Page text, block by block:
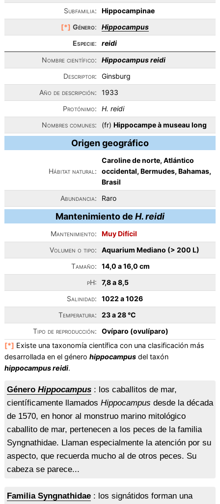
Subfamilia:
Hippocampinae
[*] Género:
Hippocampus
Especie:
reidi
Nombre científico:
Hippocampus reidi
Descriptor:
Ginsburg
Año de descripción:
1933
Protónimo:
H. reidi
Nombres comunes:
(fr) Hippocampe à museau long
Origen geográfico
Hábitat natural:
Caroline de norte, Atlántico
occidental, Bermudes, Bahamas,
Brasil
Abundancia:
Raro
Mantenimiento de H. reidi
Mantenimiento:
Muy Difícil
Volumen o tipo:
Aquarium Mediano (> 200 L)
Tamaño:
14,0 a 16,0 cm
pH:
7,8 a 8,5
Salinidad:
1022 a 1026
Temperatura:
23 a 28 °C
Tipo de reproducción:
Ovíparo (ovulíparo)
[*] Existe una taxonomía científica con una clasificación más
desarrollada en el género hippocampusdel taxón
hippocampus reidi.
Género Hippocampus: los caballitos de mar,
científicamente llamados Hippocampus desde la década
de 1570, en honor al monstruo marino mitológico
caballito de mar, pertenecen a los peces de la familia
Syngnathidae. Llaman especialmente la atención por su
aspecto, que recuerda mucho al de otros peces. Su
cabeza se parece...
Familia Syngnathidae: los signátidos forman una